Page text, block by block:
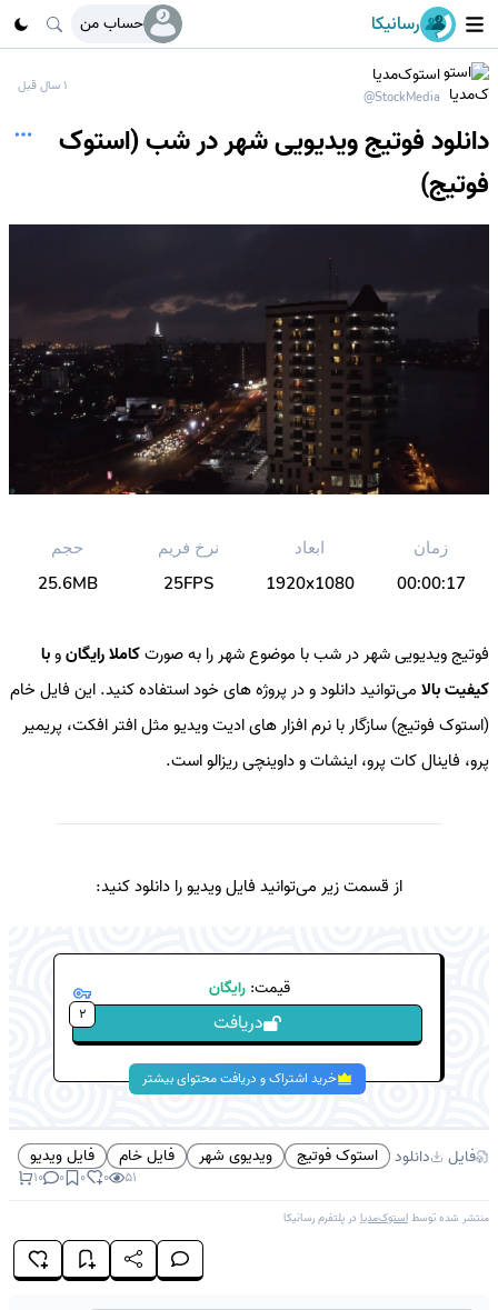
رسانیکا حساب من
استوک‌مدیا
@StockMedia
1 سال قبل
دانلود فوتیج ویدیویی شهر در شب (استوک
فوتیج)
زمان
00:00:17
ابعاد
1920x1080
نرخ فریم
25FPS
حجم
25.6MB
فوتیج ویدیویی شهر در شب با موضوع شهر را به صورتکاملا رایگانوبا
کیفیت بالا می‌توانید دانلود و در پروژه های خود استفاده کنید. این فایل خام
(استوک فوتیج) سازگار با نرم افزار های ادیت ویدیو مثل افتر افکت، پریمیر
پرو، فاینال کات پرو، اینشات و داوینچی ریزالو است.
از قسمت زیر می‌توانید فایل ویدیو را دانلود کنید:
قیمت: رایگان
دریافت 2
خرید اشتراک و دریافت محتوای بیشتر
فایل دانلود استوک فوتیج ویدیوی شهر فایل خام فایل ویدیو
51
0
0
0
10
منتشر شده توسطاستوک‌مدیا در پلتفرمرسانیکا